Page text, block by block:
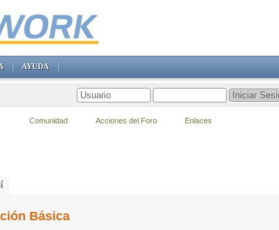
Básica
AYUDA
Comunidad Acciones del Foro Enlaces